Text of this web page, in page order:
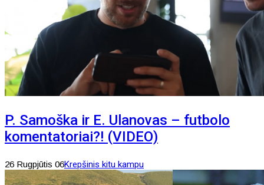
P. Samoška ir E. Ulanovas – futbolo
komentatoriai?! (VIDEO)
26 Rugpjūtis 06Krepšinis kitu kampu